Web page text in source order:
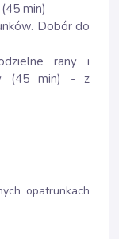
min)
Dobór do
rany i
(45 min) - z
opatrunkach